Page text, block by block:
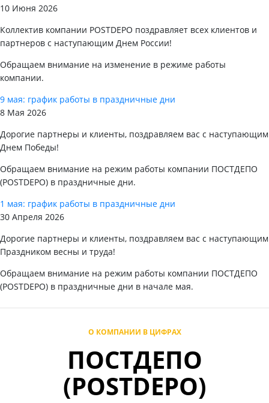
10 Июня 2026
Коллектив компании POSTDEPO поздравляет всех клиентов и
партнеров с наступающим Днем России!
Обращаем внимание на изменение в режиме работы
компании.
9 мая: график работы в праздничные дни
8 Мая 2026
Дорогие партнеры и клиенты, поздравляем вас с наступающим
Днем Победы!
Обращаем внимание на режим работы компании ПОСТДЕПО
(POSTDEPO) в праздничные дни.
1 мая: график работы в праздничные дни
30 Апреля 2026
Дорогие партнеры и клиенты, поздравляем вас с наступающим
Праздником весны и труда!
Обращаем внимание на режим работы компании ПОСТДЕПО
(POSTDEPO) в праздничные дни в начале мая.
О КОМПАНИИ В ЦИФРАХ
ПОСТДЕПО
(POSTDEPO)